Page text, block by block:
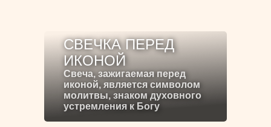
СВЕЧКА ПЕРЕД
ИКОНОЙ
Свеча, зажигаемая перед
иконой, является символом
молитвы, знаком духовного
устремления к Богу